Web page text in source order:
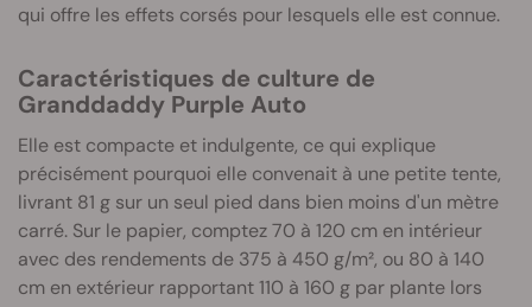
qui offre les effets corsés pour lesquels elle est connue.
Caractéristiques de culture de
Granddaddy Purple Auto
Elle est compacte et indulgente, ce qui explique
précisément pourquoi elle convenait à une petite tente,
livrant 81 g sur un seul pied dans bien moins d'un mètre
carré. Sur le papier, comptez 70 à 120 cm en intérieur
avec des rendements de 375 à 450 g/m², ou 80 à 140
cm en extérieur rapportant 110 à 160 g par plante lors